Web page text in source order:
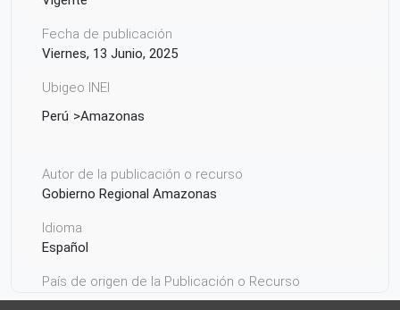
Fecha de publicación
Viernes, 13 Junio, 2025
Ubigeo INEI
Perú
Amazonas
Autor de la publicación o recurso
Gobierno Regional Amazonas
Idioma
Español
País de origen de la Publicación o Recurso
Perú